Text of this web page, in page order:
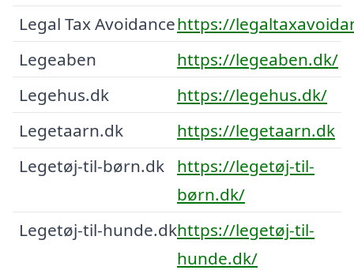
Legal Tax Avoidancehttps://
Legeaben
https://legeaben.dk/
Legehus.dk
https://legehus.dk/
Legetaarn.dk
https://legetaarn.dk
Legetøj-til-børn.dk
https://legetøj-til-
børn.dk/
Legetøj-til-hunde.dkhttps://legetøj-til-
hunde.dk/